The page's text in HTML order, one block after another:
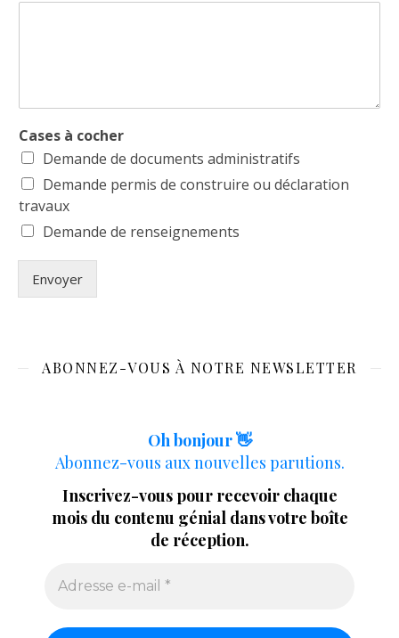
Cases à cocher
Demande de documents administratifs
Demande permis de construire ou déclaration
travaux
Demande de renseignements
Envoyer
ABONNEZ-VOUS À NOTRE NEWSLETTER
Oh bonjour 👋
Abonnez-vous aux nouvelles parutions.
Inscrivez-vous pour recevoir chaque
mois du contenu génial dans votre boîte
de réception.